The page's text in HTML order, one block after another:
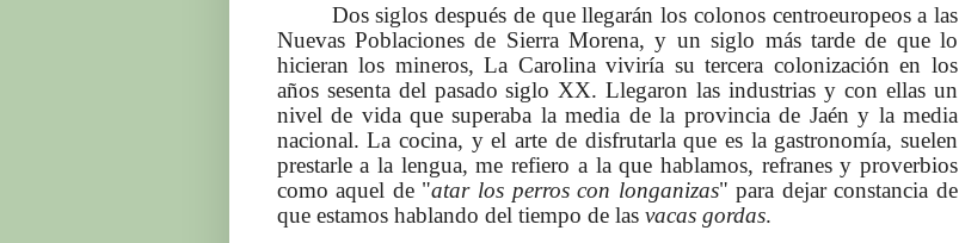
Dos siglos después de que llegarán los colonos centroeuropeos a las
Nuevas Poblaciones de Sierra Morena, y un siglo más tarde de que lo
hicieran los mineros, La Carolina viviría su tercera colonización en los
años sesenta del pasado siglo XX. Llegaron las industrias y con ellas un
nivel de vida que superaba la media de la provincia de Jaén y la media
nacional. La cocina, y el arte de disfrutarla que es la gastronomía, suelen
prestarle a la lengua, me refiero a la que hablamos, refranes y proverbios
como aquel de "atar los perros con longanizas" para dejar constancia de
que estamos hablando del tiempo de las vacas gordas.